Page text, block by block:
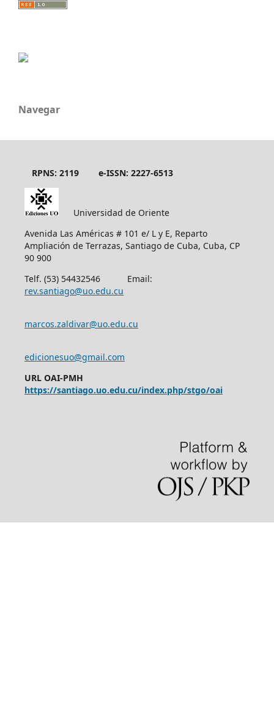
Navegar
RPNS: 2119 e-ISSN: 2227-6513
Universidad de Oriente
Avenida Las Américas # 101 e/ L y E, Reparto
Ampliación de Terrazas, Santiago de Cuba, Cuba, CP
90 900
Telf. (53) 54432546 Email:
rev.santiago@uo.edu.cu
marcos.zaldivar@uo.edu.cu
edicionesuo@gmail.com
URL OAI-PMH
https://santiago.uo.edu.cu/index.php/stgo/oai